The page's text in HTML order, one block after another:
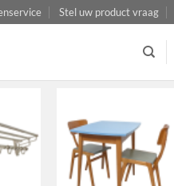
Stel uw product vraag